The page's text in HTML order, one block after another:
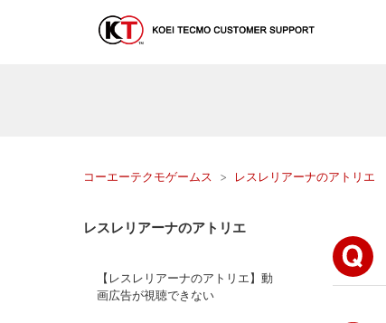
コーエーテクモゲームス レスレリアーナのアトリエ
レスレリアーナのアトリエ
【レスレリアーナのアトリエ】動
画広告が視聴できない